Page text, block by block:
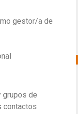
gestor/a de
grupos de
contactos